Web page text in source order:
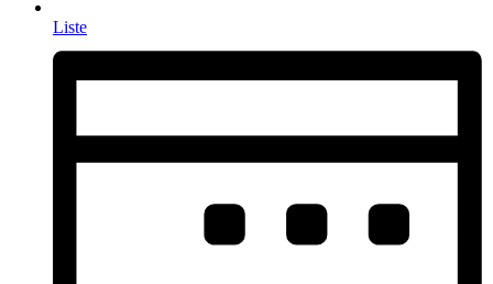
Liste